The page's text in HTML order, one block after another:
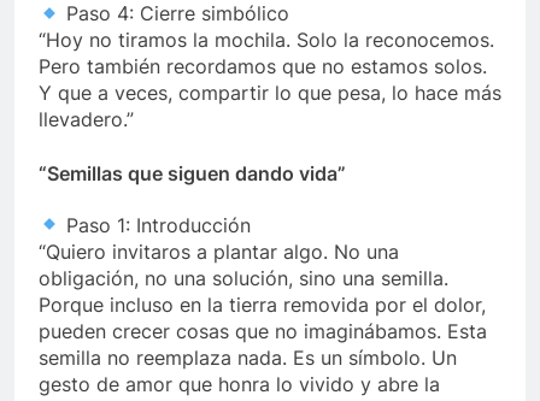
Paso 4: Cierre simbólico
“Hoy no tiramos la mochila. Solo la reconocemos.
Pero también recordamos que no estamos solos.
Y que a veces, compartir lo que pesa, lo hace más
llevadero.”
“Semillas que siguen dando vida”
Paso 1: Introducción
“Quiero invitaros a plantar algo. No una
obligación, no una solución, sino una semilla.
Porque incluso en la tierra removida por el dolor,
pueden crecer cosas que no imaginábamos. Esta
semilla no reemplaza nada. Es un símbolo. Un
gesto de amor que honra lo vivido y abre la